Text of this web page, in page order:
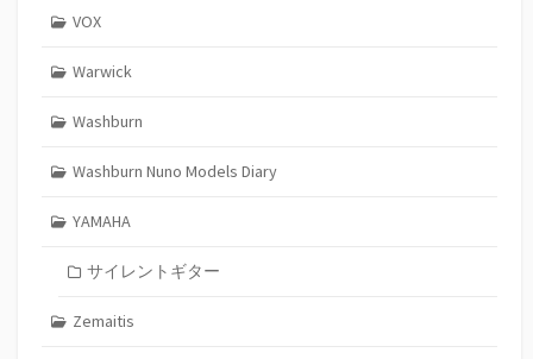
VOX
Warwick
Washburn
Washburn Nuno Models Diary
YAMAHA
サイレントギター
Zemaitis